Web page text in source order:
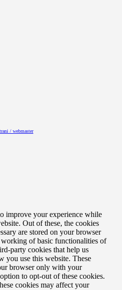
/ webmaster
improve your experience while
Out of these, the cookies
are stored on your browser
working of basic functionalities of
party cookies that help us
you use this website. These
browser only with your
to opt-out of these cookies.
cookies may affect your